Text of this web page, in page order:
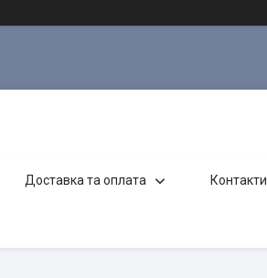
Доставка та оплата Контакти